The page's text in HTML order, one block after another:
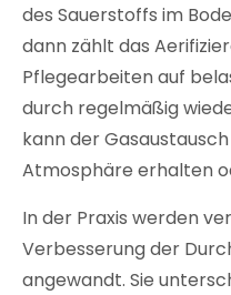
des Sauerstoffs im
dann zählt das
Pflegearbeiten auf
durch regelmäßig
kann der
Atmosphäre erhalten
In der Praxis werden
Verbesserung der
angewandt. Sie